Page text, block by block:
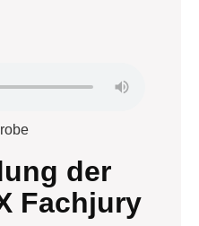
der
Fachjury